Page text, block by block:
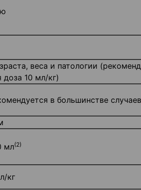
веса и патологии
10 мл/кг)
в большинстве
мл(2)
кг